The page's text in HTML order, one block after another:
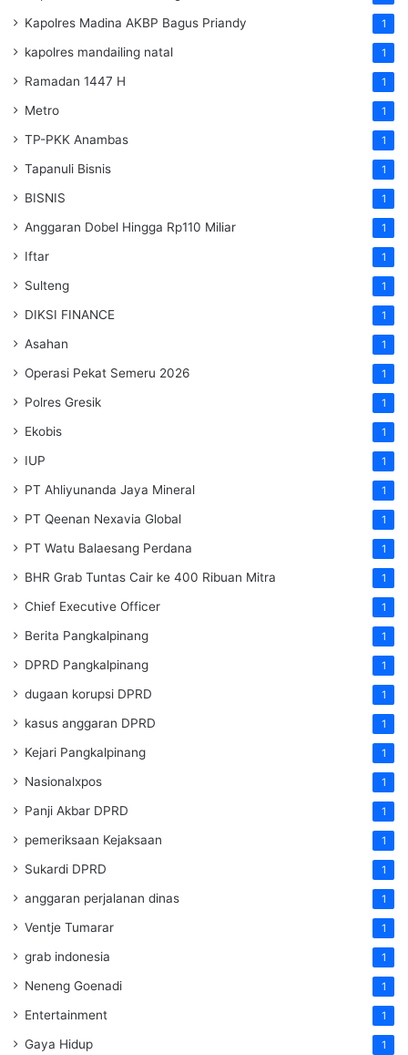
Kapolres Madina AKBP Bagus Priandy 1
kapolres mandailing natal 1
Ramadan 1447 H 1
Metro 1
TP-PKK Anambas 1
Tapanuli Bisnis 1
BISNIS 1
Anggaran Dobel Hingga Rp110 Miliar 1
Iftar 1
Sulteng 1
DIKSI FINANCE 1
Asahan 1
Operasi Pekat Semeru 2026 1
Polres Gresik 1
Ekobis 1
IUP 1
PT Ahliyunanda Jaya Mineral 1
PT Qeenan Nexavia Global 1
PT Watu Balaesang Perdana 1
BHR Grab Tuntas Cair ke 400 Ribuan Mitra 1
Chief Executive Officer 1
Berita Pangkalpinang 1
DPRD Pangkalpinang 1
dugaan korupsi DPRD 1
kasus anggaran DPRD 1
Kejari Pangkalpinang 1
Nasionalxpos 1
Panji Akbar DPRD 1
pemeriksaan Kejaksaan 1
Sukardi DPRD 1
anggaran perjalanan dinas 1
Ventje Tumarar 1
grab indonesia 1
Neneng Goenadi 1
Entertainment 1
Gaya Hidup 1